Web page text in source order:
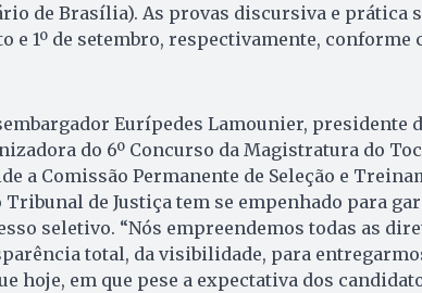
de Brasília). As provas discursiva e prática
e 1º de setembro, respectivamente,
Eurípedes Lamounier, presidente
do 6º Concurso da Magistratura do
a Comissão Permanente de Seleção e
Tribunal de Justiça tem se empenhado para
seletivo. “Nós empreendemos todas as
total, da visibilidade, para
hoje, em que pese a expectativa dos